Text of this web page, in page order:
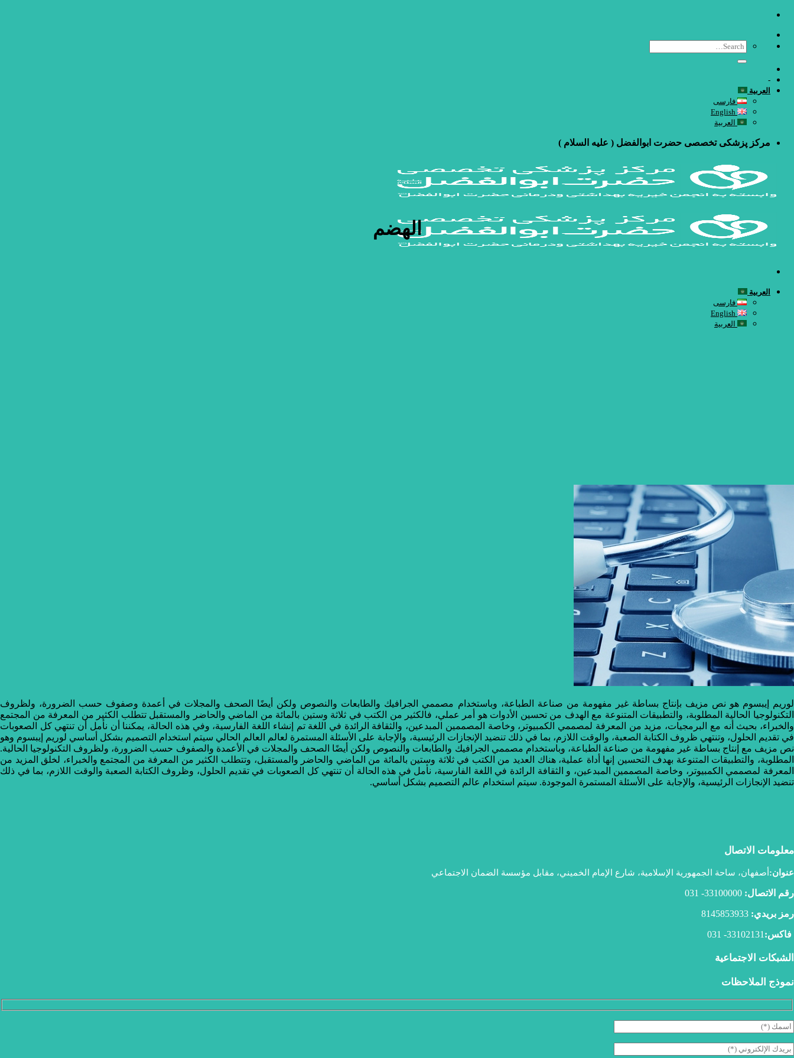
Skip
content
-
العربية
فارسی
العربية
مرکز پزشکی تخصصی حضرت ابوالفضل ( علیه السلام )
العربية
فارسی
العربية
الهضم
لوريم إيبسوم هو نص مزيف بإنتاج بساطة غير مفهومة من صناعة الطباعة، وباستخدام مصممي الجرافيك والطابعات والنصوص ولكن أيضًا الصحف والمجلات في أعمدة وصفوف حسب الضرورة، ولظروف
التكنولوجيا الحالية المطلوبة، والتطبيقات المتنوعة مع الهدف من تحسين الأدوات هو أمر عملي، فالكثير من الكتب في ثلاثة وستين بالمائة من الماضي والحاضر والمستقبل تتطلب الكثير من المعرفة من المجتمع
والخبراء، بحيث أنه مع البرمجيات، مزيد من المعرفة لمصممي الكمبيوتر، وخاصة المصممين المبدعين، والثقافة الرائدة في اللغة تم إنشاء اللغة الفارسية، وفي هذه الحالة، يمكننا أن نأمل أن تنتهي كل الصعوبات
في تقديم الحلول، وتنتهي ظروف الكتابة الصعبة، والوقت اللازم، بما في ذلك تنضيد الإنجازات الرئيسية، والإجابة على الأسئلة المستمرة لعالم العالم الحالي سيتم استخدام التصميم بشكل أساسي لوريم إيبسوم وهو
نص مزيف مع إنتاج بساطة غير مفهومة من صناعة الطباعة، وباستخدام مصممي الجرافيك والطابعات والنصوص ولكن أيضًا الصحف والمجلات في الأعمدة والصفوف حسب الضرورة، ولظروف التكنولوجيا الحالية.
المطلوبة، والتطبيقات المتنوعة بهدف التحسين إنها أداة عملية، هناك العديد من الكتب في ثلاثة وستين بالمائة من الماضي والحاضر والمستقبل، وتتطلب الكثير من المعرفة من المجتمع والخبراء، لخلق المزيد من
المعرفة لمصممي الكمبيوتر، وخاصة المصممين المبدعين، و الثقافة الرائدة في اللغة الفارسية، نأمل في هذه الحالة أن تنتهي كل الصعوبات في تقديم الحلول، وظروف الكتابة الصعبة والوقت اللازم، بما في ذلك
تنضيد الإنجازات الرئيسية، والإجابة على الأسئلة المستمرة الموجودة. سيتم استخدام عالم التصميم بشكل أساسي.
معلومات الاتصال
عنوان:أصفهان، ساحة الجمهورية الإسلامية، شارع الإمام الخميني، مقابل مؤسسة الضمان الاجتماعي
رقم الاتصال: 33100000- 031
رمز بريدي:
فاكس: 33102131- 031
الشبكات الاجتماعية
نموذج الملاحظات